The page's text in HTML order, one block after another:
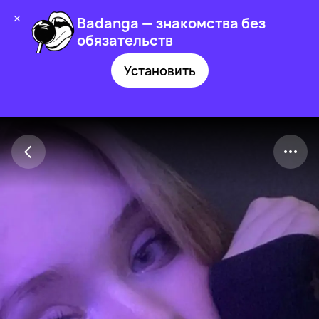
Badanga — знакомства без
обязательств
Установить